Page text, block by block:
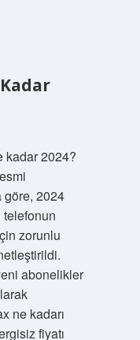
kadar 2024?
göre, 2024
telefonun
zorunlu
abonelikler
ne kadarı
fiyatı